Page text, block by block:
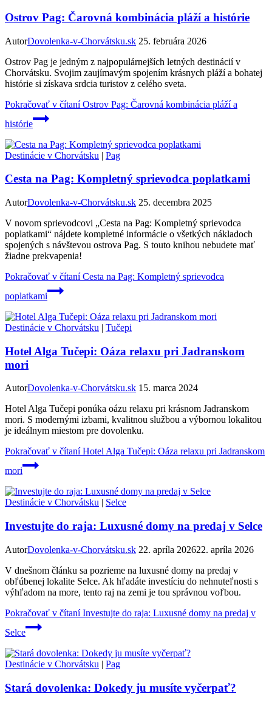
Ostrov Pag: Čarovná kombinácia pláží a histórie
AutorDovolenka-v-Chorvátsku.sk 25. februára 2026
Ostrov Pag je jedným z najpopulárnejších letných destinácií v
Chorvátsku. Svojim zaujímavým spojením krásnych pláží a bohatej
histórie si získava srdcia turistov z celého sveta.
Pokračovať v čítaníOstrov Pag: Čarovná kombinácia pláží a
histórie
Destinácie v Chorvátsku | Pag
Cesta na Pag: Kompletný sprievodca poplatkami
AutorDovolenka-v-Chorvátsku.sk 25. decembra 2025
V novom sprievodcovi „Cesta na Pag: Kompletný sprievodca
poplatkami“ nájdete kompletné informácie o všetkých nákladoch
spojených s návštevou ostrova Pag. S touto knihou nebudete mať
žiadne prekvapenia!
Pokračovať v čítaníCesta na Pag: Kompletný sprievodca
poplatkami
Destinácie v Chorvátsku | Tučepi
Hotel Alga Tučepi: Oáza relaxu pri Jadranskom
mori
AutorDovolenka-v-Chorvátsku.sk 15. marca 2024
Hotel Alga Tučepi ponúka oázu relaxu pri krásnom Jadranskom
mori. S modernými izbami, kvalitnou službou a výbornou lokalitou
je ideálnym miestom pre dovolenku.
Pokračovať v čítaníHotel Alga Tučepi: Oáza relaxu pri Jadranskom
mori
Destinácie v Chorvátsku | Selce
Investujte do raja: Luxusné domy na predaj v Selce
AutorDovolenka-v-Chorvátsku.sk 22. apríla 202622. apríla 2026
V dnešnom článku sa pozrieme na luxusné domy na predaj v
obľúbenej lokalite Selce. Ak hľadáte investíciu do nehnuteľnosti s
výhľadom na more, tento raj na zemi je tou správnou voľbou.
Pokračovať v čítaníInvestujte do raja: Luxusné domy na predaj v
Selce
Destinácie v Chorvátsku | Pag
Stará dovolenka: Dokedy ju musíte vyčerpať?